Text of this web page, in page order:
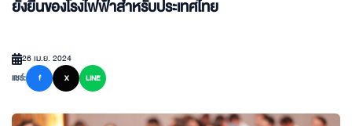
ยั่งยืนของโรงไฟฟ้าสำหรับประเทศไทย
26 เม.ย. 2024
แชร์:
f X LINE